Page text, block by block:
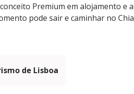
Premium em alojamento e
pode sair e caminhar no
de Lisboa